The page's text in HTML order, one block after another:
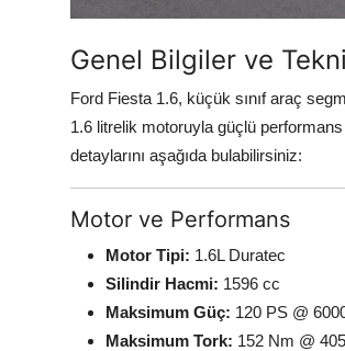
Genel Bilgiler ve
Ford Fiesta 1.6, küçük sınıf araç
1.6 litrelik motoruyla güçlü
detaylarını aşağıda bulabilirsiniz:
Motor ve Performans
Motor Tipi: 1.6L Duratec
Silindir Hacmi: 1596 cc
Maksimum Güç: 120 PS @
Maksimum Tork: 152 Nm @